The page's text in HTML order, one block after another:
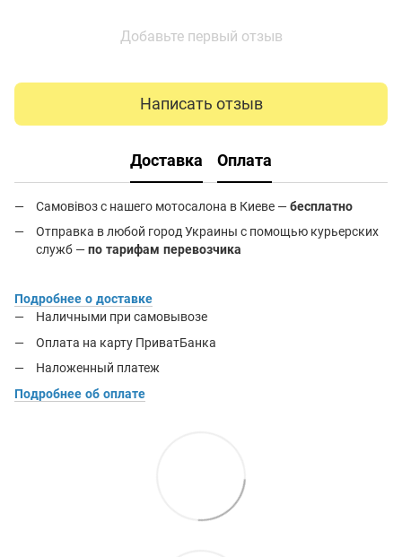
Добавьте первый отзыв
Написать отзыв
Доставка Оплата
Самовівоз с нашего мотосалона в Киеве —бесплатно
Отправка в любой город Украины с помощью курьерских
служб —по тарифам перевозчика
Подробнее о доставке
Наличными при самовывозе
Оплата на карту ПриватБанка
Наложенный платеж
Подробнее об оплате